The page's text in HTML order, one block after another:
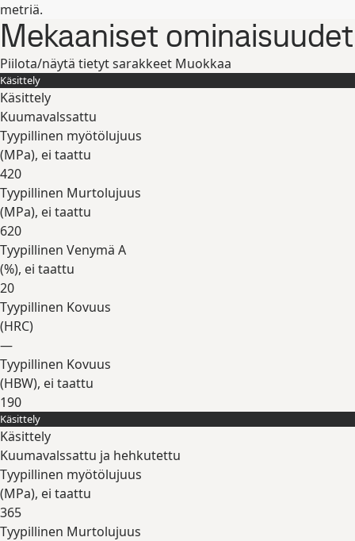
metriä.
Mekaaniset ominaisuudet
Piilota/näytä tietyt sarakkeet Muokkaa
Käsittely
Käsittely
Kuumavalssattu
Tyypillinen myötölujuus
(MPa), ei taattu
420
Tyypillinen Murtolujuus
(MPa), ei taattu
620
Tyypillinen Venymä A
(%), ei taattu
20
Tyypillinen Kovuus
(HRC)
—
Tyypillinen Kovuus
(HBW), ei taattu
190
Laajenna
Käsittely
Käsittely
Kuumavalssattu ja hehkutettu
Tyypillinen myötölujuus
(MPa), ei taattu
365
Tyypillinen Murtolujuus